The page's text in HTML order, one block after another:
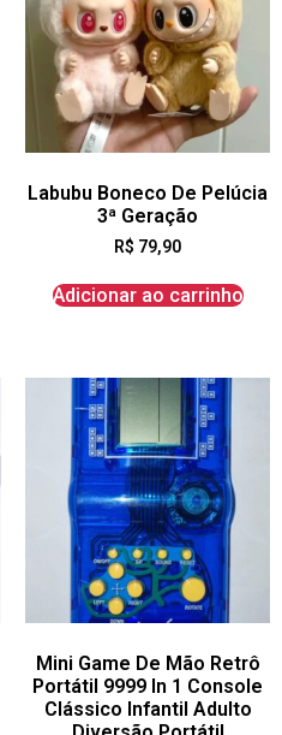
Labubu Boneco De Pelúcia
3ª Geração
R$ 79,90
Adicionar ao carrinho
Mini Game De Mão Retrô
Portátil 9999 In 1 Console
Clássico Infantil Adulto